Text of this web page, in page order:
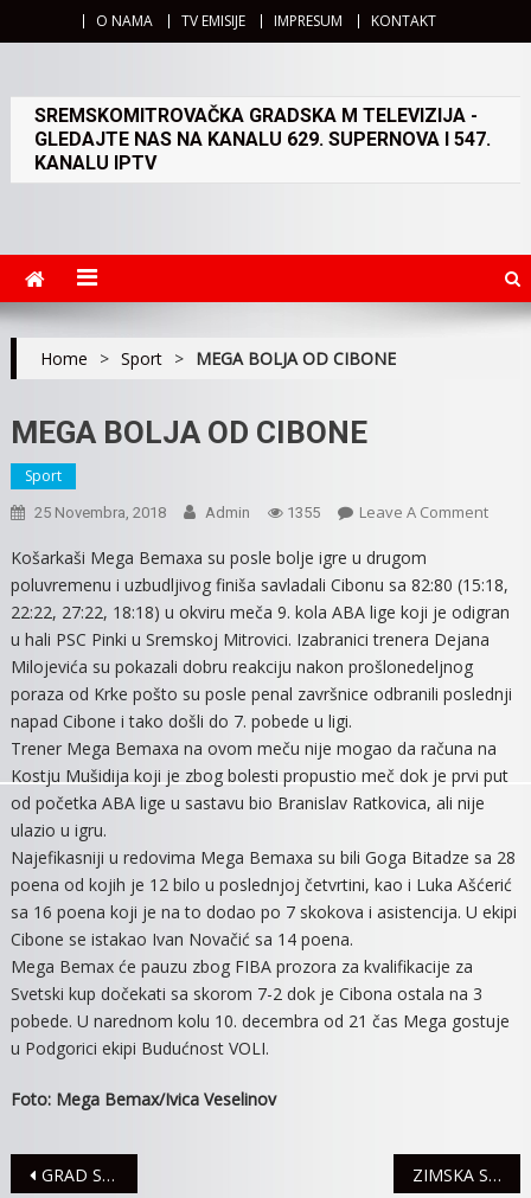
O NAMA TV EMISIJE IMPRESUM KONTAKT
SREMSKOMITROVAČKA GRADSKA M TELEVIZIJA -
GLEDAJTE NAS NA KANALU 629. SUPERNOVA I 547.
KANALU IPTV
Home > Sport > MEGA BOLJA OD CIBONE
MEGA BOLJA OD CIBONE
Sport
25 Novembra, 2018 Admin 1355 Leave A CommentOn
OD
Košarkaši Mega Bemaxa su posle bolje igre u drugom
poluvremenu i uzbudljivog finiša savladali Cibonu sa 82:80 (15:18,
22:22, 27:22, 18:18) u okviru meča 9. kola ABA lige koji je odigran
u hali PSC Pinki u Sremskoj Mitrovici. Izabranici trenera Dejana
Milojevića su pokazali dobru reakciju nakon prošlonedeljnog
poraza od Krke pošto su posle penal završnice odbranili poslednji
napad Cibone i tako došli do 7. pobede u ligi.
Trener Mega Bemaxa na ovom meču nije mogao da računa na
Kostju Mušidija koji je zbog bolesti propustio meč dok je prvi put
od početka ABA lige u sastavu bio Branislav Ratkovica, ali nije
ulazio u igru.
Najefikasniji u redovima Mega Bemaxa su bili Goga Bitadze sa 28
poena od kojih je 12 bilo u poslednjoj četvrtini, kao i Luka Ašćerić
sa 16 poena koji je na to dodao po 7 skokova i asistencija. U ekipi
Cibone se istakao Ivan Novačić sa 14 poena.
Mega Bemax će pauzu zbog FIBA prozora za kvalifikacije za
Svetski kup dočekati sa skorom 7-2 dok je Cibona ostala na 3
pobede. U narednom kolu 10. decembra od 21 čas Mega gostuje
u Podgorici ekipi Budućnost VOLI.
Foto: Mega Bemax/Ivica Veselinov
Navigacija
GRAD STIPENDIRA 56 STUDENATA ZIMSKA SLUŽBA SPREMNO DOČEKUJE SNEG